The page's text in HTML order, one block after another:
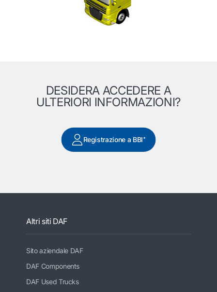
DESIDERA ACCEDERE A
ULTERIORI INFORMAZIONI?
Registrazione a BBI⁺
Altri siti DAF
Sito aziendale DAF
DAF Components
DAF Used Trucks